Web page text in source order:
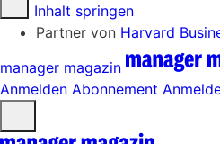
Zum Inhalt springen
Partner von Harvard
manager magazin
Anmelden Abonnement
öffnen